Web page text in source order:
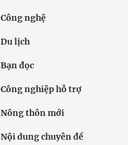
Công nghệ
Du lịch
Bạn đọc
Công nghiệp hỗ trợ
Nông thôn mới
Nội dung chuyên đề